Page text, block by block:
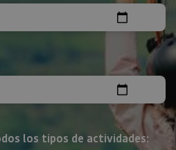
los tipos de actividades: